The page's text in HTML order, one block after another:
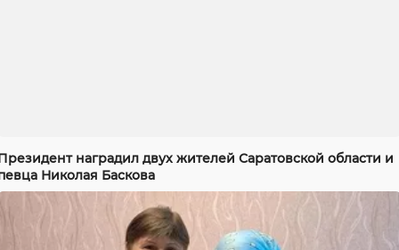
наградил двух жителей Саратовской области и
Николая Баскова